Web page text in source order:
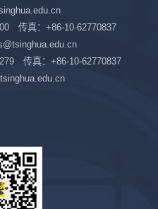
传真：+86-10-62770837
传真：+86-10-62770837